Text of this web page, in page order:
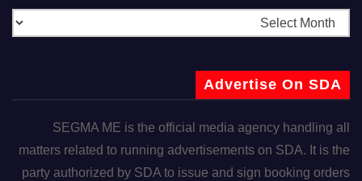
Advertise On SDA
SEGMA ME is the official media agency handling all
matters related to running advertisements on SDA. It is the
party authorized by SDA to issue and sign booking orders